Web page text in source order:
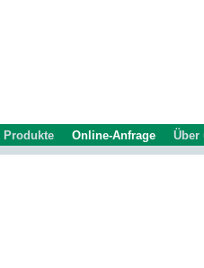
Produkte Online-Anfrage Über